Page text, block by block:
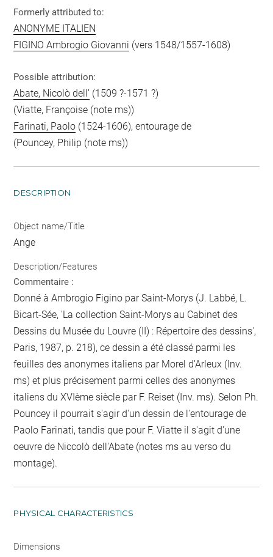
Formerly attributed to:
ANONYME ITALIEN
FIGINO Ambrogio Giovanni (vers 1548/1557-1608)
Possible attribution:
Abate, Nicolò dell' (1509 ?-1571 ?)
(Viatte, Françoise (note ms))
Farinati, Paolo (1524-1606), entourage de
(Pouncey, Philip (note ms))
DESCRIPTION
Object name/Title
Ange
Description/Features
Commentaire :
Donné à Ambrogio Figino par Saint-Morys (J. Labbé, L.
Bicart-Sée, 'La collection Saint-Morys au Cabinet des
Dessins du Musée du Louvre (II) : Répertoire des dessins',
Paris, 1987, p. 218), ce dessin a été classé parmi les
feuilles des anonymes italiens par Morel d'Arleux (Inv.
ms) et plus précisement parmi celles des anonymes
italiens du XVIème siècle par F. Reiset (Inv. ms). Selon Ph.
Pouncey il pourrait s'agir d'un dessin de l'entourage de
Paolo Farinati, tandis que pour F. Viatte il s'agit d'une
oeuvre de Niccolò dell'Abate (notes ms au verso du
montage).
PHYSICAL CHARACTERISTICS
Dimensions